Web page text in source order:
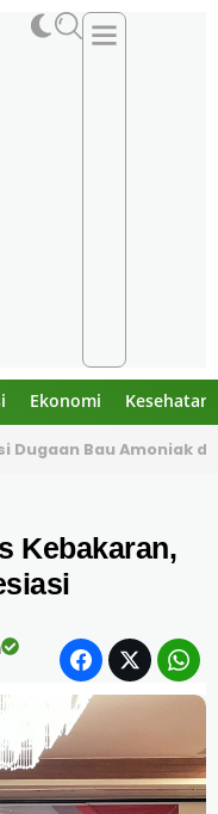
Ekonomi Kesehatan
Dugaan Bau Amoniak
Kebakaran,